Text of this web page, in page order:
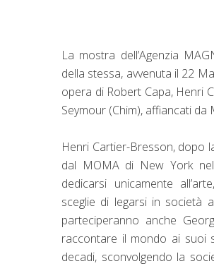
La mostra dell’Agenzia
della stessa, avvenuta il 22
opera di Robert Capa, Henri
Seymour (Chim), affiancati da
Henri Cartier-Bresson, dopo
dal MOMA di New York
dedicarsi unicamente
sceglie di legarsi in società
parteciperanno anche
raccontare il mondo ai suoi
decadi, sconvolgendo la